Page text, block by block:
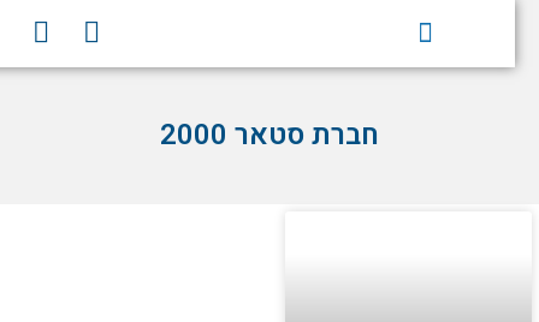
F
a
c
Y
o
u
חברת סטאר 2000